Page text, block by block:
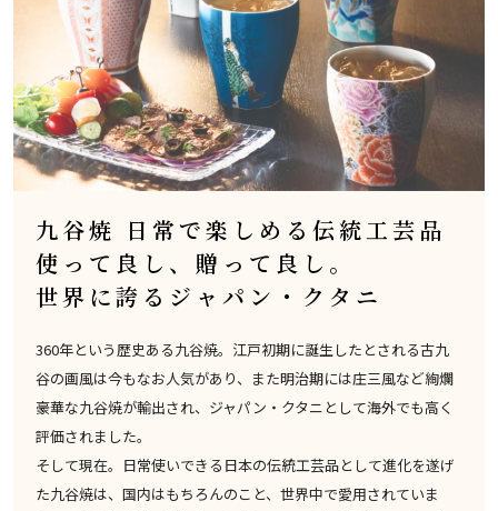
九谷焼 日常で楽しめる伝統工芸品
使って良し、贈って良し。
世界に誇るジャパン・クタニ
360年という歴史ある九谷焼。江戸初期に誕生したとされる古九
谷の画風は今もなお人気があり、また明治期には庄三風など絢爛
豪華な九谷焼が輸出され、ジャパン・クタニとして海外でも高く
評価されました。
そして現在。日常使いできる日本の伝統工芸品として進化を遂げ
た九谷焼は、国内はもちろんのこと、世界中で愛用されていま